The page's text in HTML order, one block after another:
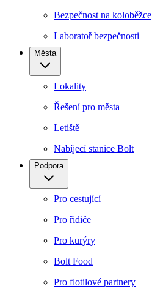
Bezpečnost na koloběžce
Laboratoř bezpečnosti
Města
Lokality
Řešení pro města
Letiště
Nabíjecí stanice Bolt
Podpora
Pro cestující
Pro řidiče
Pro kurýry
Bolt Food
Pro flotilové partnery